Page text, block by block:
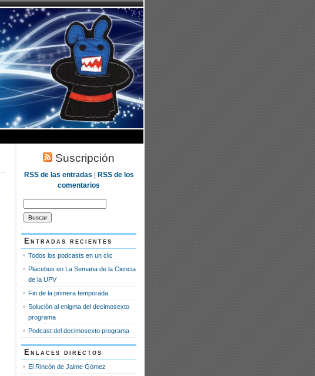
Suscripción
RSS de las entradas
RSS de los
comentarios
Buscar:
Entradas recientes
Todos los podcasts en un clic
Placebus en La Semana de la Ciencia
de la UPV
Fin de la primera temporada
Solución al enigma del decimosexto
programa
Podcast del decimosexto programa
Enlaces directos
El Rincón de Jaime Gómez